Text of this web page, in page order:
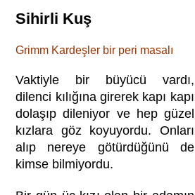
Sihirli Kuş
Grimm Kardeşler bir peri masalı
Vaktiyle bir büyücü vardı,
dilenci kılığına girerek kapı kapı
dolaşıp dileniyor ve hep güzel
kızlara göz koyuyordu. Onları
alıp nereye götürdüğünü de
kimse bilmiyordu.